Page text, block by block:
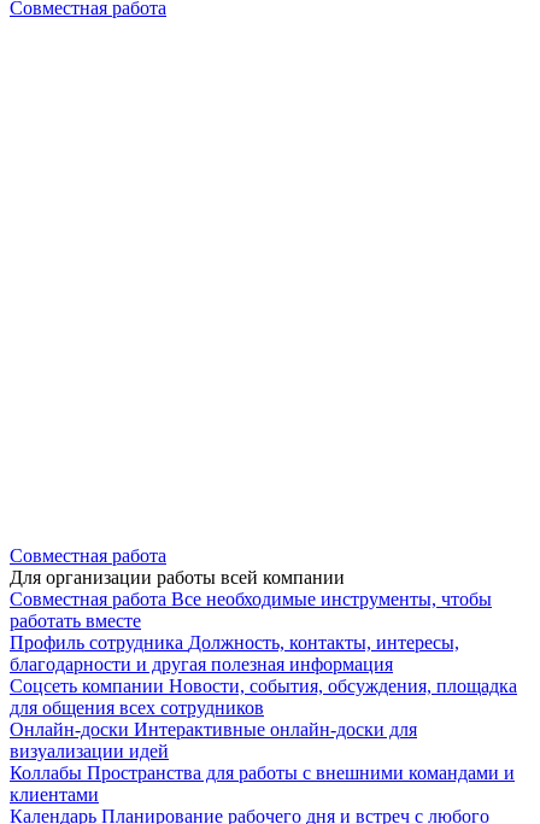
Совместная работа
Совместная работа
Для организации работы всей компании
Совместная работа Все необходимые инструменты, чтобы
работать вместе
Профиль сотрудника Должность, контакты, интересы,
благодарности и другая полезная информация
Соцсеть компании Новости, события, обсуждения, площадка
для общения всех сотрудников
Онлайн-доски Интерактивные онлайн-доски для
визуализации идей
Коллабы Пространства для работы с внешними командами и
клиентами
Календарь Планирование рабочего дня и встреч с любого